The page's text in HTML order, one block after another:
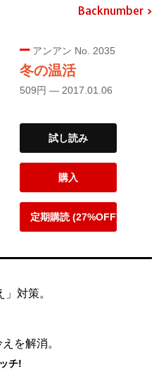
Backnumber
アンアン No. 2035
冬の温活
509円 — 2017.01.06
試し読み
購入
定期購読 (27%OFF)
対策。
を解消。
チ!